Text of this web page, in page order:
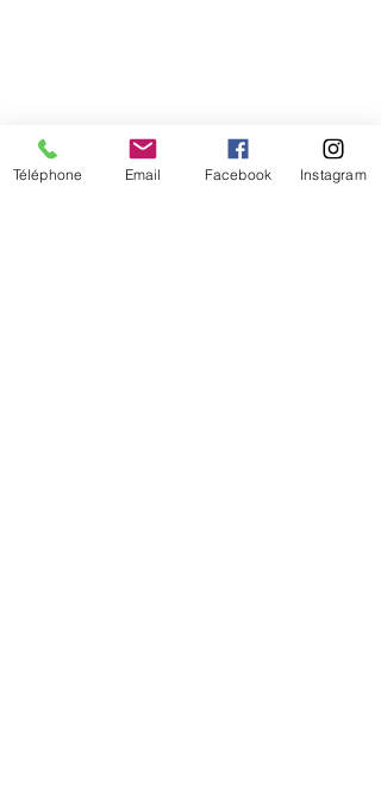
Téléphone Email Facebook Instagram